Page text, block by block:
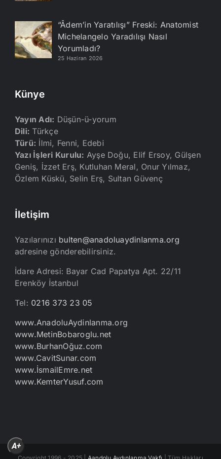
“Âdem’in Yaratılışı” Freski: Anatomist
Michelangelo Yaradılışı Nasıl
Yorumladı?
25 Haziran 2026
Künye
Yayın Adı: Düşün-ü-yorum
Dili: Türkçe
Türü: İlmi, Fenni, Edebi
Yazı İşleri Kurulu: Ayşe Doğu, Elif Ersoy, Gülşen
Geniş, İzzet Erş, Kutluhan Meral, Onur Yılmaz,
Özlem Küskü, Selin Erş, Sultan Güvenç
İletişim
Yazılarınızı bulten@anadoluaydinlanma.org
adresine gönderebilirsiniz.
İdare Adresi: Bayar Cad Papatya Apt. 22/11
Erenköy İstanbul
Tel: 0216 373 23 05
www.AnadoluAydinlanma.org
www.MetinBobaroglu.net
www.BurhanOğuz.com
www.CavitSunar.com
www.İsmailEmre.net
www.KemterYusuf.com
A+